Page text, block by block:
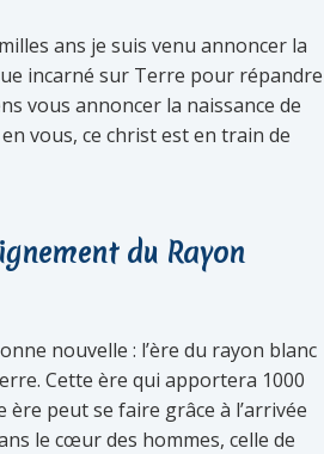
ans je suis venu annoncer la
incarné sur Terre pour répandre
vous annoncer la naissance de
vous, ce christ est en train de
du Rayon
nouvelle : l’ère du rayon blanc
Cette ère qui apportera 1000
ère peut se faire grâce à l’arrivée
le cœur des hommes, celle de